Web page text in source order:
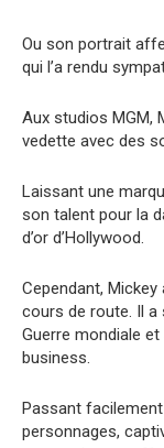
Ou son portrait
qui l’a rendu
Aux studios MGM,
vedette avec des
Laissant une
son talent pour la
d’or d’Hollywood.
Cependant,
cours de route. Il a
Guerre mondiale
business.
Passant
personnages,